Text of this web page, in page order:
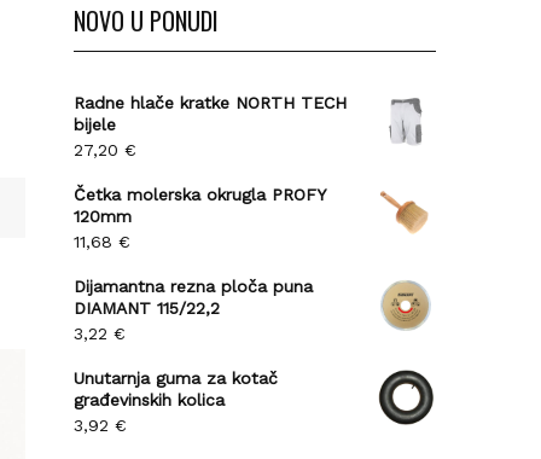
NOVO U PONUDI
Radne hlače kratke NORTH TECH
bijele
27,20€
Četka molerska okrugla PROFY
120mm
11,68€
Dijamantna rezna ploča puna
DIAMANT 115/22,2
3,22€
Unutarnja guma za kotač
građevinskih kolica
3,92€